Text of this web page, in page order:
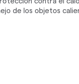
de los objetos